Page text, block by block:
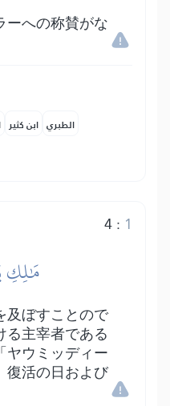
ーへの称賛がな
ابن كثير الطبري
4: 1
مَٰلِكِ
及ぼすことので
る主宰者である
ヤウミッディー
復活の日および